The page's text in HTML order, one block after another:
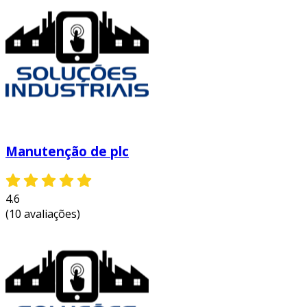
esses componentes são integrados para criar
um sistema coeso e eficiente, capaz de atender
demandas complexas.
programação de um plc
a programação de um plc é uma etapa crucial
programação que podem ser utilizadas:
ladder logic:
circuitos elétricos e é intuitiva.
functional block diagram:
structured text:linguagem textual que
permite uma programação mais
complexa.
Manutenção de plc
4.6
(10 avaliações)